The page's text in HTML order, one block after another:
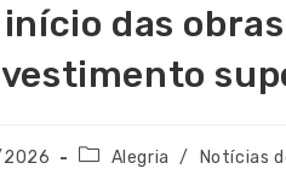
das
Alegria / Notícias